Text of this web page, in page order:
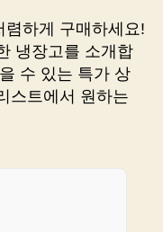
아
껴
주
는
스
하게 구매하세요!
냉장고를 소개합
수 있는 특가 상
스트에서 원하는